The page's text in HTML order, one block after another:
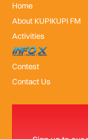
Home
About KUPIKUPI FM
Activities
InfoX
Contest
Contact Us